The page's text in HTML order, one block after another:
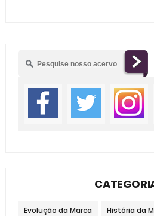
Evolução da Marca História da